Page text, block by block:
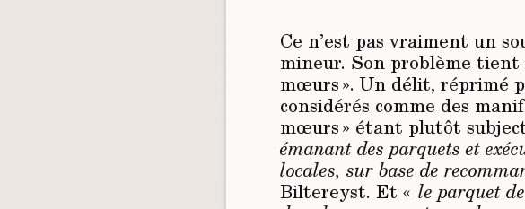
Ce n’est pas vraiment un
mineur. Son problème tient
mœurs ». Un délit, réprimé
considérés comme des
mœurs » étant plutôt
émanant des parquets et
locales, sur base de
Biltereyst. Et « le parquet